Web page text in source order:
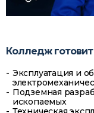
Колледж
Эксплуатация и
Подземная
ископаемых